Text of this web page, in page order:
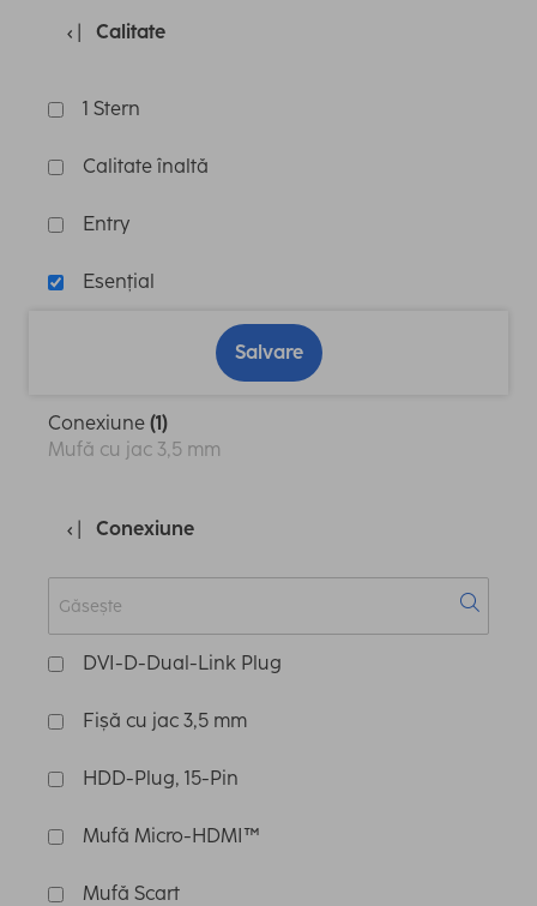
Calitate
1 Stern
Calitate înaltă
Entry
Esențial
Salvare
Conexiune (1)
Mufă cu jac 3,5 mm
Conexiune
DVI-D-Dual-Link Plug
Fișă cu jac 3,5 mm
HDD-Plug, 15-Pin
Mufă Micro-HDMI™
Mufă Scart